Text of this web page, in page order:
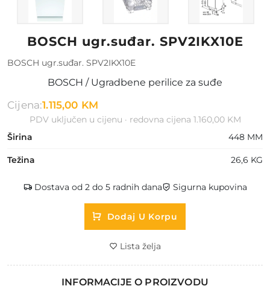
BOSCH ugr.suđar. SPV2IKX10E
BOSCH ugr.suđar. SPV2IKX10E
BOSCH / Ugradbene perilice za suđe
Cijena:1.115,00 KM
PDV uključen u cijenu · redovna cijena 1.160,00 KM
Širina
448 MM
Težina 26,6 KG
Dostava od 2 do 5 radnih dana Sigurna kupovina
Dodaj U Korpu
Lista želja
INFORMACIJE O PROIZVODU